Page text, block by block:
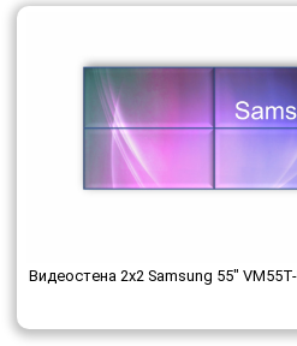
Видеостена 2x2 Samsung 55"